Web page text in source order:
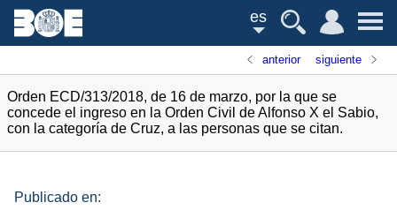
es
anterior siguiente
Orden ECD/313/2018, de 16 de marzo, por la que se
concede el ingreso en la Orden Civil de Alfonso X el Sabio,
con la categoría de Cruz, a las personas que se citan.
Publicado en: